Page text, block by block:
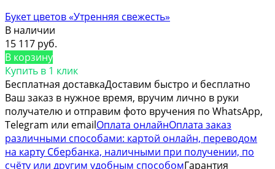
Букет цветов «Утренняя свежесть»
В наличии
15 117 руб.
В корзину
Купить в 1 клик
Бесплатная доставкаДоставим быстро и бесплатно
Ваш заказ в нужное время, вручим лично в руки
получателю и отправим фото вручения по WhatsApp,
Telegram или emailОплата онлайнОплата заказ
различными способами: картой онлайн, переводом
на карту Сбербанка, наличными при получении, по
счёту или другим удобным способомГарантия